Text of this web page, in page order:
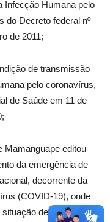
Infecção Humana pelo
do Decreto federal nº
de 2011;
de transmissão
pelo coronavírus,
de Saúde em 11 de
Mamanguape editou
da emergência de
decorrente da
(COVID-19), onde
de emergência